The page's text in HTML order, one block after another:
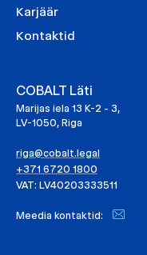
Karjäär
Kontaktid
COBALT Läti
Marijas iela 13 K-2 - 3,
LV-1050, Riga
riga@cobalt.legal
+371 6720 1800
VAT: LV40203333511
Meedia kontaktid: